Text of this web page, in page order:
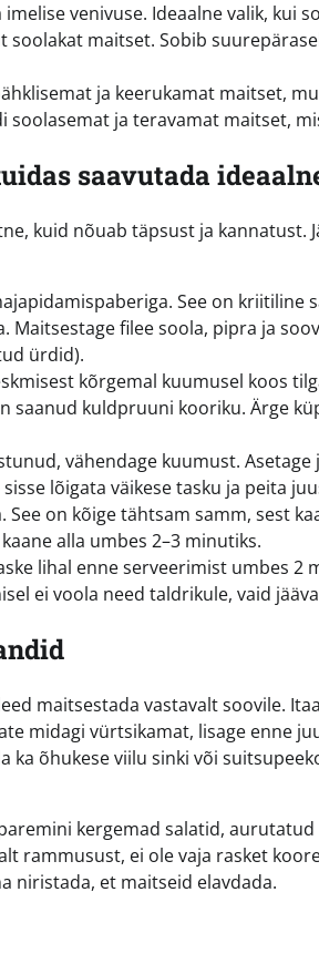
venivuse. Ideaalne valik, kui
soolakat maitset. Sobib
ja keerukamat maitset,
soolasemat ja teravamat maitset,
saavutada
kuid nõuab täpsust ja kannatust.
See on kriitiline
filee soola, pipra ja
ürdid).
kõrgemal kuumusel koos
saanud kuldpruuni kooriku. Ärge
vähendage kuumust.
lõigata väikese tasku ja peita
See on kõige tähtsam samm, sest
alla umbes 2–3 minutiks.
lihal enne serveerimist umbes 2
ei voola need taldrikule, vaid
maitsestada vastavalt soovile.
midagi vürtsikamat, lisage enne
ka õhukese viilu sinki või
kergemad salatid,
rammusust, ei ole vaja rasket
niristada, et maitseid elavdada.